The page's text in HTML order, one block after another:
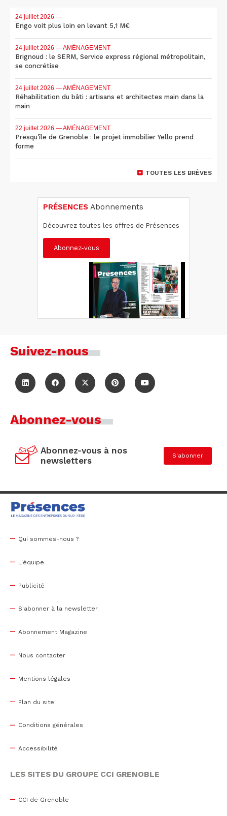
24 juillet 2026 —
Engo voit plus loin en levant 5,1 M€
24 juillet 2026 — AMÉNAGEMENT
Brignoud : le SERM, Service express régional métropolitain,
se concrétise
24 juillet 2026 — AMÉNAGEMENT
Réhabilitation du bâti : artisans et architectes main dans la
main
22 juillet 2026 — AMÉNAGEMENT
Presqu'île de Grenoble : le projet immobilier Yello prend
forme
TOUTES LES BRÈVES
PRÉSENCES Abonnements
Découvrez toutes les offres de Présences
Abonnez-vous
Suivez-nous
Abonnez-vous
Abonnez-vous à nos
newsletters
S'abonner
Qui sommes-nous ?
L'équipe
Publicité
S'abonner à la newsletter
Abonnement Magazine
Nous contacter
Mentions légales
Plan du site
Conditions générales
Accessibilité
LES SITES DU GROUPE CCI GRENOBLE
CCI de Grenoble